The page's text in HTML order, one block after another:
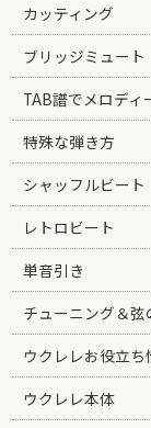
カッティング
ブリッジミュート
TAB譜でメロディ
特殊な弾き方
シャッフルビート
レトロビート
単音引き
チューニング＆弦
ウクレレお役立ち
ウクレレ本体